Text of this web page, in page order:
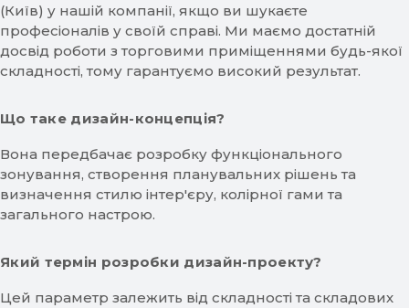
(Київ) у нашій компанії, якщо ви шукаєте
професіоналів у своїй справі. Ми маємо достатній
досвід роботи з торговими приміщеннями будь-якої
складності, тому гарантуємо високий результат.
Що таке дизайн-концепція?
Вона передбачає розробку функціонального
зонування, створення планувальних рішень та
визначення стилю інтер'єру, колірної гами та
загального настрою.
Який термін розробки дизайн-проекту?
Цей параметр залежить від складності та складових